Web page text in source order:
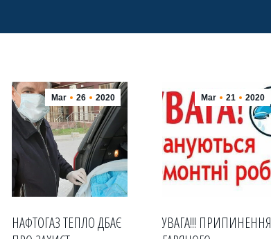
Mar 26 2020
НАФТОГАЗ ТЕПЛО ДБАЄ
Mar 21 2020
УВАГА!!! ПРИПИНЕННЯ